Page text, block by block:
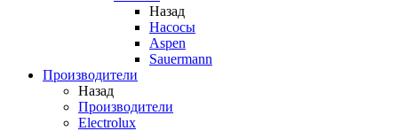
Назад
Насосы
Aspen
Sauermann
Производители
Назад
Производители
Electrolux